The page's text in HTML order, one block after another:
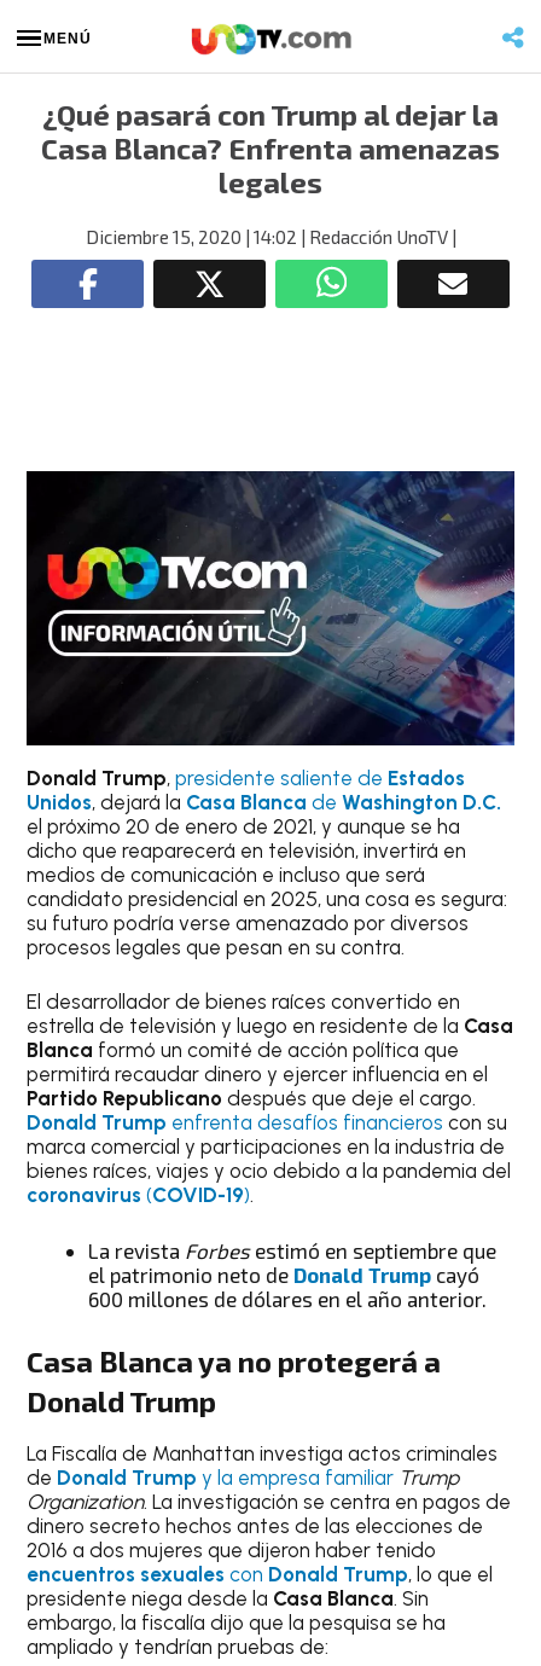
MENÚ
¿Qué pasará con Trump al dejar la
Casa Blanca? Enfrenta amenazas
legales
Diciembre 15, 2020 | 14:02 | Redacción UnoTV|
Donald Trump,presidente saliente de Estados
Unidos, dejará la Casa Blanca deWashington D.C.
el próximo 20 de enero de 2021, y aunque se ha
dicho que reaparecerá en televisión, invertirá en
medios de comunicación e incluso que será
candidato presidencial en 2025, una cosa es segura:
su futuro podría verse amenazado por diversos
procesos legales que pesan en su contra.
El desarrollador de bienes raíces convertido en
estrella de televisión y luego en residente de la Casa
Blanca formó un comité de acción política que
permitirá recaudar dinero y ejercer influencia en el
Partido Republicano después que deje el cargo.
Donald Trump enfrenta desafíos financieros con su
marca comercial y participaciones en la industria de
bienes raíces, viajes y ocio debido a la pandemia del
coronavirus (COVID-19).
La revista Forbesestimó en septiembre que
el patrimonio neto de Donald Trump cayó
600 millones de dólares en el año anterior.
Casa Blancaya no protegerá a
Donald Trump
La Fiscalía de Manhattan investiga actos criminales
de Donald Trump y la empresa familiar Trump
Organization. La investigación se centra en pagos de
dinero secreto hechos antes de las elecciones de
2016 a dos mujeres que dijeron haber tenido
encuentros sexuales con Donald Trump, lo que el
presidente niega desde la Casa Blanca. Sin
embargo, la fiscalía dijo que la pesquisa se ha
ampliado y tendrían pruebas de: